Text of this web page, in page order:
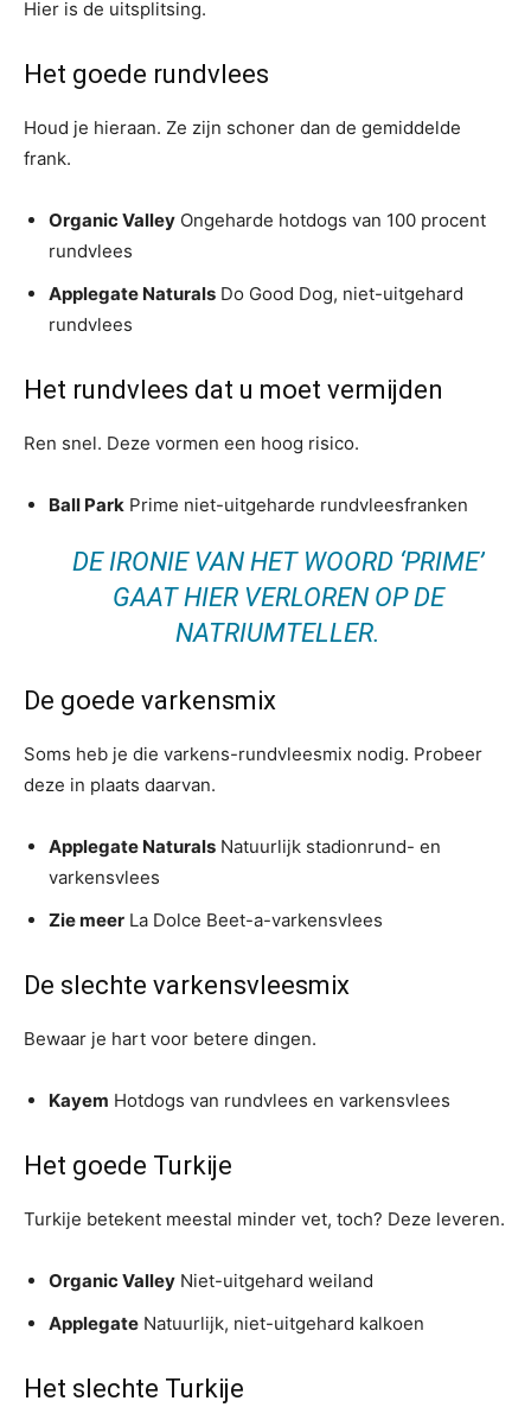
Hier is de uitsplitsing.
Het goede rundvlees
Houd je hieraan. Ze zijn schoner dan de gemiddelde
frank.
Organic Valley Ongeharde hotdogs van 100 procent
rundvlees
Applegate Naturals Do Good Dog, niet-uitgehard
rundvlees
Het rundvlees dat u moet vermijden
Ren snel. Deze vormen een hoog risico.
Ball Park Prime niet-uitgeharde rundvleesfranken
DE IRONIE VAN HET WOORD ‘PRIME’
GAAT HIER VERLOREN OP DE
NATRIUMTELLER.
De goede varkensmix
Soms heb je die varkens-rundvleesmix nodig. Probeer
deze in plaats daarvan.
Applegate Naturals Natuurlijk stadionrund- en
varkensvlees
Zie meer La Dolce Beet-a-varkensvlees
De slechte varkensvleesmix
Bewaar je hart voor betere dingen.
Kayem Hotdogs van rundvlees en varkensvlees
Het goede Turkije
Turkije betekent meestal minder vet, toch? Deze leveren.
Organic Valley Niet-uitgehard weiland
Applegate Natuurlijk, niet-uitgehard kalkoen
Het slechte Turkije